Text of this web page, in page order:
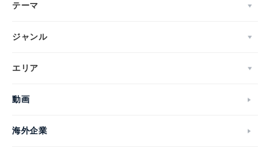
テーマ
ジャンル
エリア
動画
海外企業